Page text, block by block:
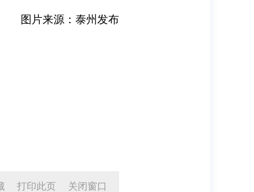
图片来源：泰州发布
打印此页 关闭窗口